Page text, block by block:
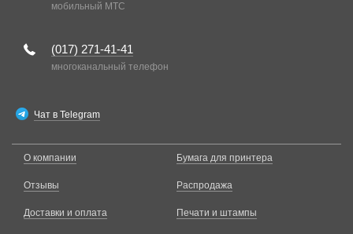
мобильный MTC
(017) 271-41-41
многоканальный телефон
Чат в Telegram
О компании
Отзывы
Доставки и оплата
Бумага для принтера
Распродажа
Печати и штампы